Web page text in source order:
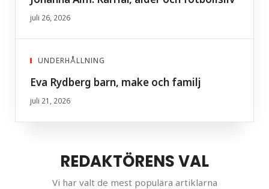
juli 26, 2026
UNDERHÅLLNING
Eva Rydberg barn, make och familj
juli 21, 2026
REDAKTÖRENS VAL
Vi har valt de mest populära artiklarna